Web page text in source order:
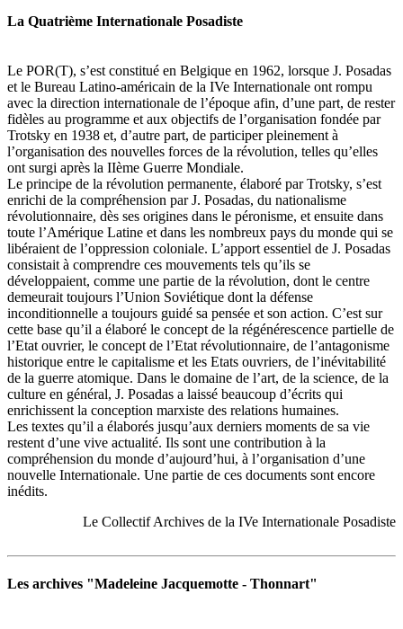
La Quatrième Internationale Posadiste
Le POR(T), s’est constitué en Belgique en 1962, lorsque J. Posadas
et le Bureau Latino-américain de la IVe Internationale ont rompu
avec la direction internationale de l’époque afin, d’une part, de rester
fidèles au programme et aux objectifs de l’organisation fondée par
Trotsky en 1938 et, d’autre part, de participer pleinement à
l’organisation des nouvelles forces de la révolution, telles qu’elles
ont surgi après la IIème Guerre Mondiale.
Le principe de la révolution permanente, élaboré par Trotsky, s’est
enrichi de la compréhension par J. Posadas, du nationalisme
révolutionnaire, dès ses origines dans le péronisme, et ensuite dans
toute l’Amérique Latine et dans les nombreux pays du monde qui se
libéraient de l’oppression coloniale. L’apport essentiel de J. Posadas
consistait à comprendre ces mouvements tels qu’ils se
développaient, comme une partie de la révolution, dont le centre
demeurait toujours l’Union Soviétique dont la défense
inconditionnelle a toujours guidé sa pensée et son action. C’est sur
cette base qu’il a élaboré le concept de la régénérescence partielle de
l’Etat ouvrier, le concept de l’Etat révolutionnaire, de l’antagonisme
historique entre le capitalisme et les Etats ouvriers, de l’inévitabilité
de la guerre atomique. Dans le domaine de l’art, de la science, de la
culture en général, J. Posadas a laissé beaucoup d’écrits qui
enrichissent la conception marxiste des relations humaines.
Les textes qu’il a élaborés jusqu’aux derniers moments de sa vie
restent d’une vive actualité. Ils sont une contribution à la
compréhension du monde d’aujourd’hui, à l’organisation d’une
nouvelle Internationale. Une partie de ces documents sont encore
inédits.
Le Collectif Archives de la IVe Internationale Posadiste
Les archives "Madeleine Jacquemotte - Thonnart"